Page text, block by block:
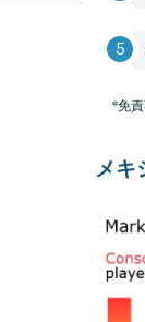
*免
メキ